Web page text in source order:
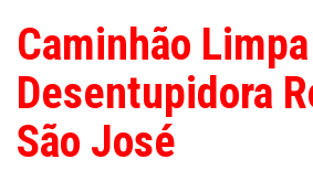
Caminhão
Desentupidora
São José